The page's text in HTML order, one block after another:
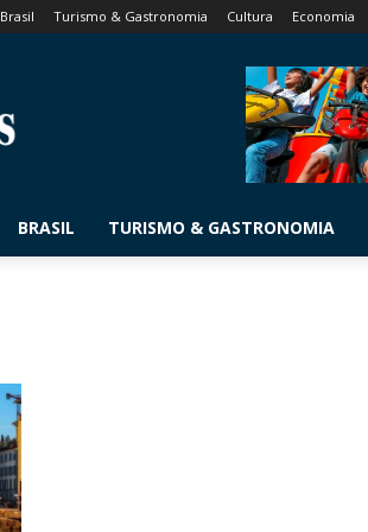
Brasil Turismo & Gastronomia Cultura Economia
BRASIL TURISMO & GASTRONOMIA